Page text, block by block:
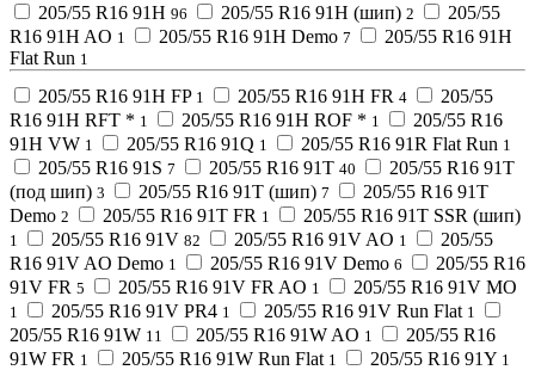
205/55 R16 91H 96 205/55 R16 91H (шип) 2
205/55
R16 91H AO 1 205/55 R16 91H Demo 7
205/55 R16 91H
Flat Run 1
205/55 R16 91H FP 1 205/55 R16 91H FR 4
205/55
R16 91H RFT * 1 205/55 R16 91H ROF * 1
205/55 R16
91H VW 1 205/55 R16 91Q 1 205/55 R16 91R Flat Run 1
205/55 R16 91S 7 205/55 R16 91T 40
205/55 R16 91T
(под шип) 3 205/55 R16 91T (шип) 7
205/55 R16 91T
Demo 2 205/55 R16 91T FR 1 205/55 R16 91T SSR (шип)
1 205/55 R16 91V 82 205/55 R16 91V AO 1
205/55
R16 91V AO Demo 1 205/55 R16 91V Demo 6
205/55 R16
91V FR 5 205/55 R16 91V FR AO 1 205/55 R16 91V MO
1 205/55 R16 91V PR4 1 205/55 R16 91V Run Flat 1
205/55 R16 91W 11 205/55 R16 91W AO 1
205/55 R16
91W FR 1 205/55 R16 91W Run Flat 1 205/55 R16 91Y 1